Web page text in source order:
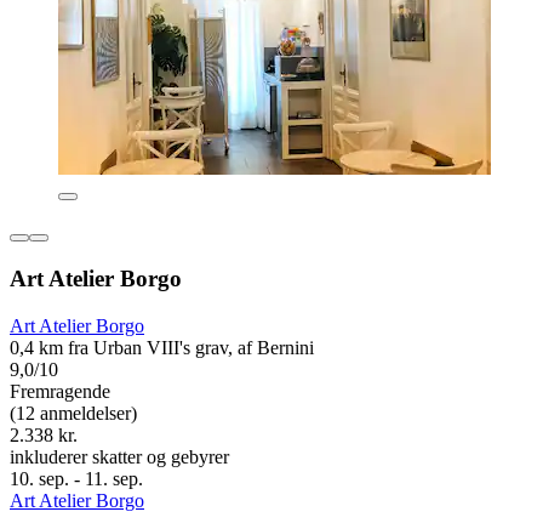
Art Atelier Borgo
Art Atelier Borgo
0,4 km fra Urban VIII's grav, af Bernini
9,0/10
Fremragende
(12 anmeldelser)
2.338 kr.
inkluderer skatter og gebyrer
10. sep. - 11. sep.
Art Atelier Borgo